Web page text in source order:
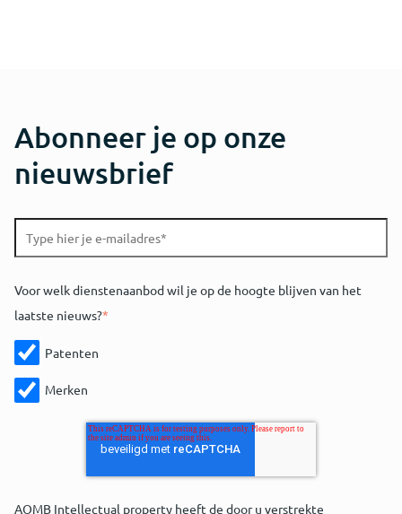
Abonneer je op onze
nieuwsbrief
Voor welk dienstenaanbod wil je op de hoogte blijven van het
laatste nieuws?*
Patenten
Merken
AOMB Intellectual property heeft de door u verstrekte